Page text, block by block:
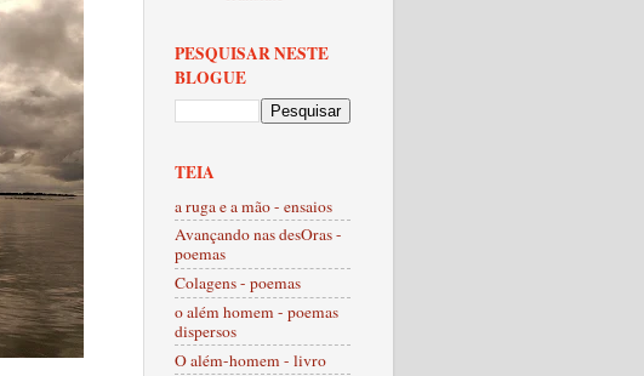
PESQUISAR NESTE
BLOGUE
TEIA
a ruga e a mão - ensaios
Avançando nas desOras -
poemas
Colagens - poemas
o além homem - poemas
dispersos
O além-homem - livro